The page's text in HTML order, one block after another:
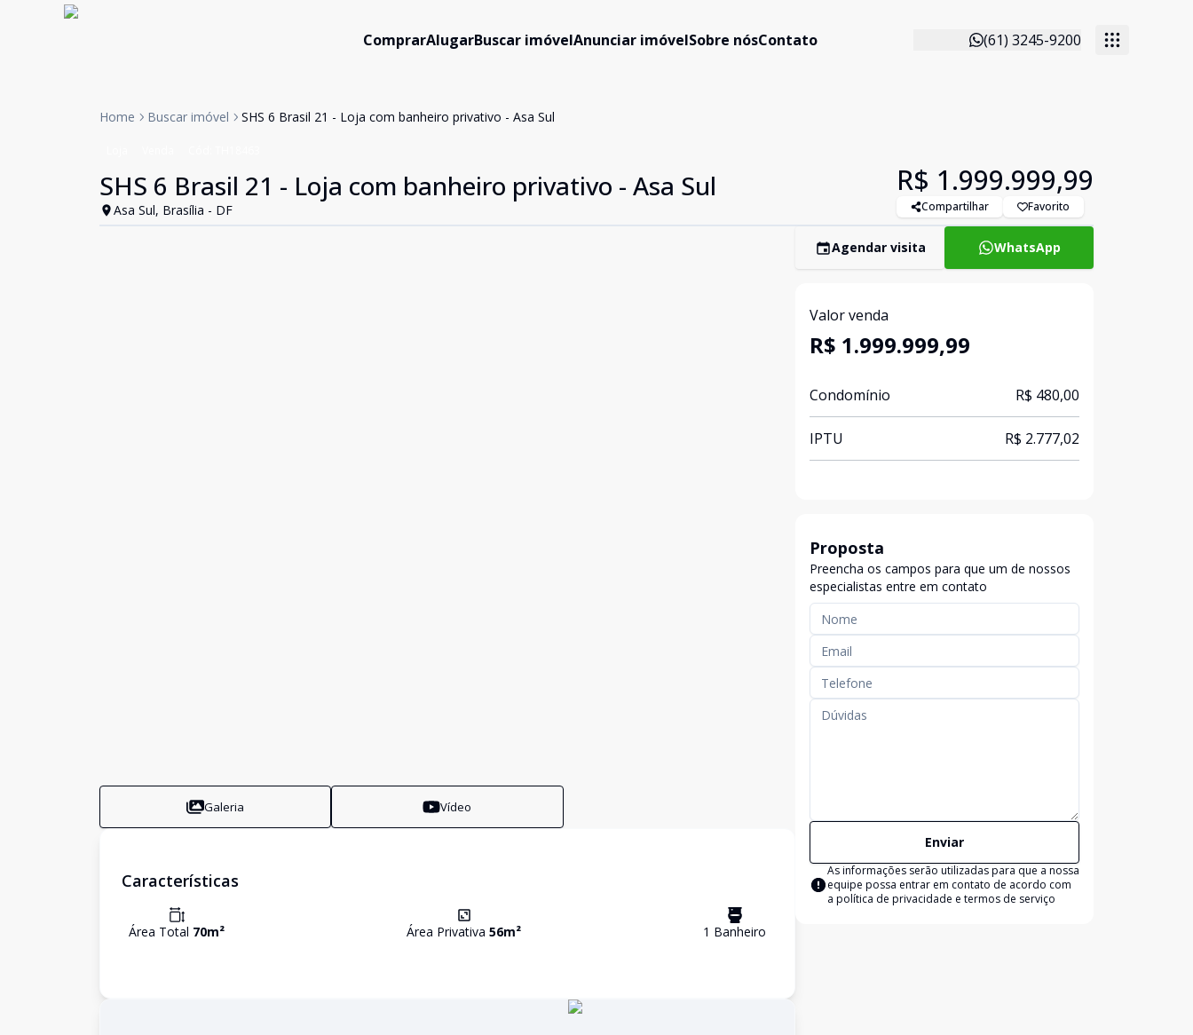
ComprarAlugarBuscar imóvelAnunciar imóvelSobre nósContato (61) 3245-9200
Home Buscar imóvel SHS 6 Brasil 21 - Loja com banheiro privativo - Asa Sul
SHS 6 Brasil 21 - Loja com banheiro privativo - Asa Sul
Asa Sul, Brasília - DF
R$ 1.999.999,99
Compartilhar Favorito
Galeria Vídeo
Características
Área Total 70m² Área Privativa 56m² 1 Banheiro
Agendar visita WhatsApp
Valor venda
R$ 1.999.999,99
Condomínio R$ 480,00
IPTU R$ 2.777,02
Proposta
Preencha os campos para que um de nossos
especialistas entre em contato
Enviar
As informações serão utilizadas para que a nossa
equipe possa entrar em contato de acordo com
a política de privacidade e termos de serviço